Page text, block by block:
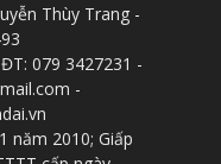
Thùy Trang -
079 3427231 -
-
năm 2010; Giấp